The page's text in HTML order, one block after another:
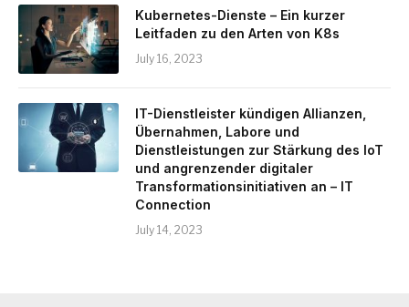
Kubernetes-Dienste – Ein kurzer
Leitfaden zu den Arten von K8s
July 16, 2023
IT-Dienstleister kündigen Allianzen,
Übernahmen, Labore und
Dienstleistungen zur Stärkung des IoT
und angrenzender digitaler
Transformationsinitiativen an – IT
Connection
July 14, 2023